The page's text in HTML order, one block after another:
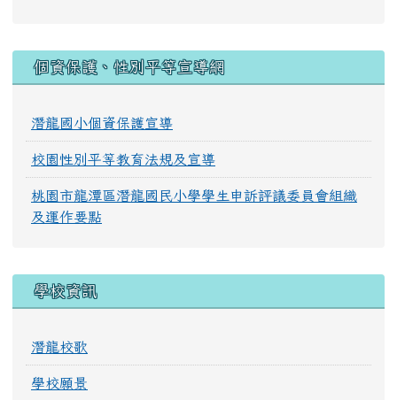
個資保護、性別平等宣導網
潛龍國小個資保護宣導
校園性別平等教育法規及宣導
桃園市龍潭區潛龍國民小學學生申訴評議委員會組織
及運作要點
學校資訊
潛龍校歌
學校願景